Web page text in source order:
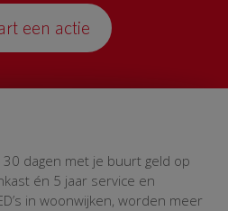
een actie
30 dagen met je buurt geld op
én 5 jaar service en
in woonwijken, worden meer